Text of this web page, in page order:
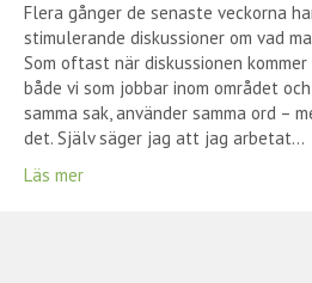
Flera gånger de senaste veckorna
stimulerande diskussioner om vad
Som oftast när diskussionen
både vi som jobbar inom området
samma sak, använder samma ord –
det. Själv säger jag att jag arbetat…
Läs mer